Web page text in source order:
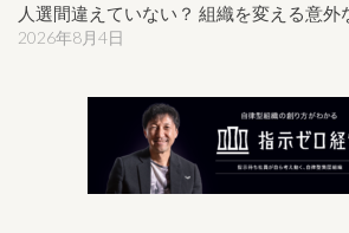
人選間違えていない？ 組織を変える意外
2026年8月4日